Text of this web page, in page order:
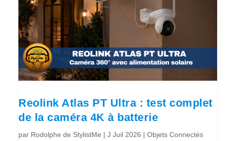
Reolink Atlas PT Ultra : test complet
de la caméra 4K à batterie
par Rodolphe de StylistMe |J Juil 2026 |Objets Connectés